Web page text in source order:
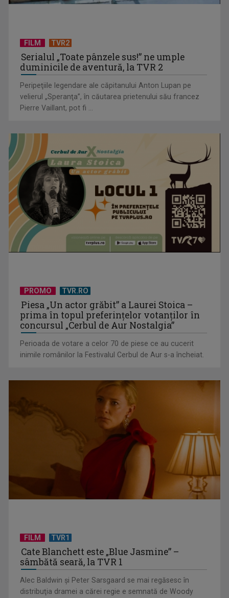
la TVR 1
Federația SANITAS suspendă temporar greva generală din
sistemul sanitar
„E cool să fii cult!”, în curând la TVR 1 și TVR 2
FILM TVR2
Serialul „Toate pânzele sus!” ne umple
duminicile de aventură, la TVR 2
Peripeţiile legendare ale căpitanului Anton Lupan pe
velierul „Speranţa”, în căutarea prietenului său francez
Pierre Vaillant, pot fi ...
PROMO TVR.RO
Piesa „Un actor grăbit” a Laurei Stoica –
prima în topul preferinţelor votanţilor în
concursul „Cerbul de Aur Nostalgia”
Perioada de votare a celor 70 de piese ce au cucerit
inimile românilor la Festivalul Cerbul de Aur s-a încheiat.
FILM TVR1
Cate Blanchett este „Blue Jasmine” –
sâmbătă seară, la TVR 1
Alec Baldwin şi Peter Sarsgaard se mai regăsesc în
distribuţia dramei a cărei regie e semnată de Woody